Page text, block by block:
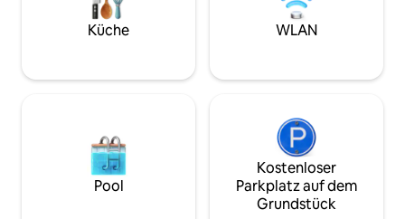
unvergessliche Erlebnisse! Wir freuen
uns auf Ihre Ankunft!
Nähe von
Bäckereien, Hard
Küche WLAN
Pool
Kostenloser
Parkplatz auf dem
Grundstück